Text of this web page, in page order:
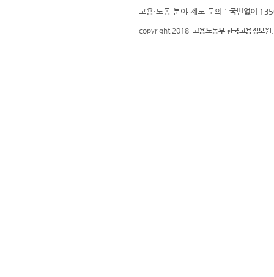
고용·노동 분야 제도 문의 : 국번없이
copyright 2018 고용노동부 한국고용정보원.